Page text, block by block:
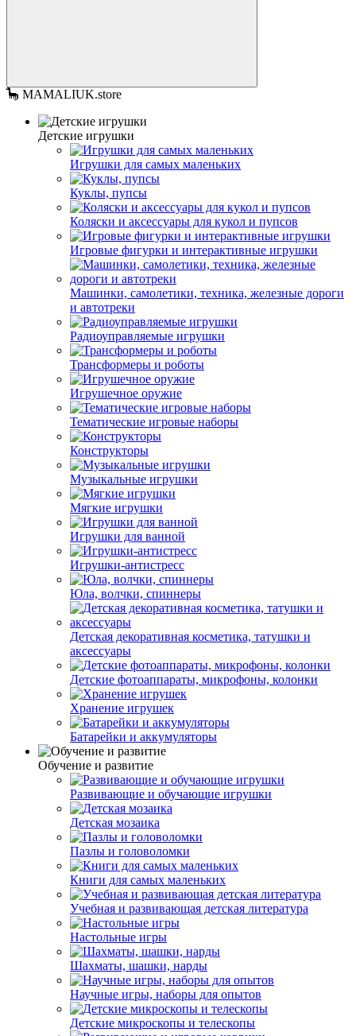
🦕 MAMALIUK.store
Детские игрушки
Игрушки для самых маленьких
Куклы, пупсы
Коляски и аксессуары для кукол и пупсов
Игровые фигурки и интерактивные игрушки
Машинки, самолетики, техника, железные дороги
и автотреки
Радиоуправляемые игрушки
Трансформеры и роботы
Игрушечное оружие
Тематические игровые наборы
Конструкторы
Музыкальные игрушки
Мягкие игрушки
Игрушки для ванной
Игрушки-антистресс
Юла, волчки, спиннеры
Детская декоративная косметика, татушки и
аксессуары
Детские фотоаппараты, микрофоны, колонки
Хранение игрушек
Батарейки и аккумуляторы
Обучение и развитие
Развивающие и обучающие игрушки
Детская мозаика
Пазлы и головоломки
Книги для самых маленьких
Учебная и развивающая детская литература
Настольные игры
Шахматы, шашки, нарды
Научные игры, наборы для опытов
Детские микроскопы и телескопы